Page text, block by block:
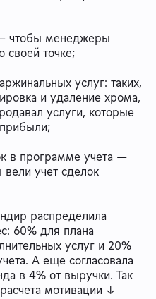
чтобы менеджеры
своей точке;
услуг: таких,
и удаление хрома,
услуги, которые
в программе учета —
учет сделок
распределила
60% для плана
услуг и 20%
А еще согласовала
в 4% от выручки. Так
мотивации ↓